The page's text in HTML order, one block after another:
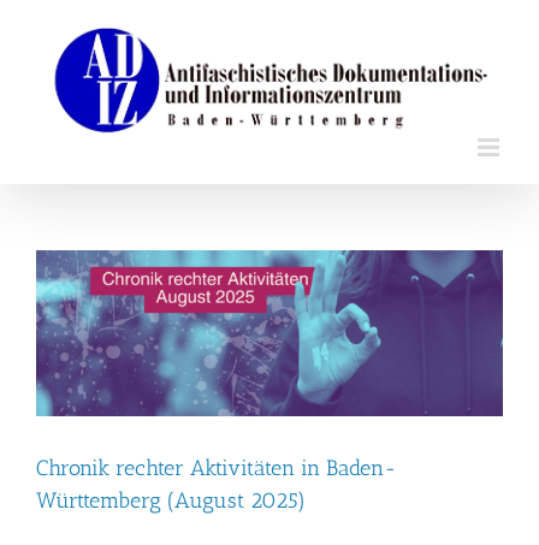
springen
Chronik rechter Aktivitäten in Baden-
Württemberg (August 2025)